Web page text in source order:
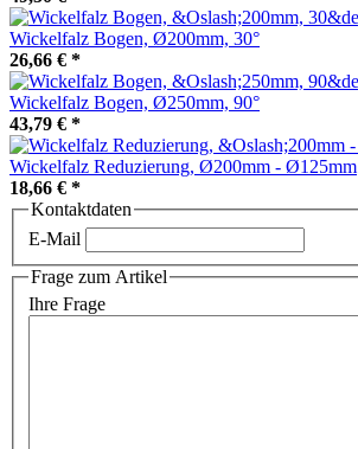
Wickelfalz Bogen, Ø200mm, 30°
26,66 € *
Wickelfalz Bogen, Ø250mm, 90°
43,79 € *
Wickelfalz Reduzierung, Ø200mm - Ø125mm
18,66 € *
Kontaktdaten
E-Mail
Frage zum Artikel
Ihre Frage